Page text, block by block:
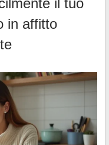
il tuo
in affitto